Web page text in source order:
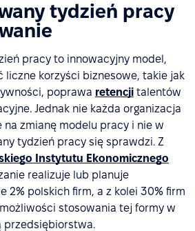
tydzień pracy
pracy to innowacyjny model,
liczne korzyści biznesowe, takie jak
poprawa retencji talentów
Jednak nie każda organizacja
na zmianę modelu pracy i nie w
tydzień pracy się sprawdzi. Z
Instytutu Ekonomicznego
realizuje lub planuje
2% polskich firm, a z kolei 30% firm
stosowania tej formy w
przedsiębiorstwa.